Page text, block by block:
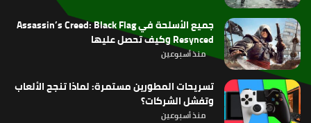
جميع الأسلحة في Assassin’s Creed: Black Flag
Resynced وكيف تحصل عليها
منذ أسبوعين
تسريحات المطورين مستمرة: لماذا تنجح الألعاب
وتفشل الشركات؟
منذ أسبوعين